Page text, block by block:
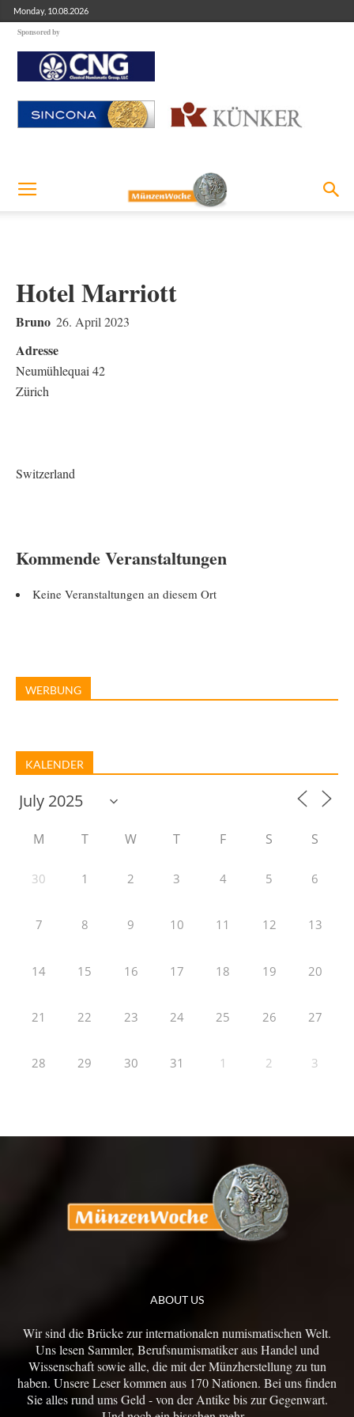
Monday, 10.08.2026
Sponsored by
Hotel Marriott
Bruno 26. April 2023
Adresse
Neumühlequai 42
Zürich
Switzerland
Kommende Veranstaltungen
Keine Veranstaltungen an diesem Ort
WERBUNG
KALENDER
M T W T F S S
30 1 2 3 4 5 6
7 8 9 10 11 12 13
14 15 16 17 18 19 20
21 22 23 24 25 26 27
28 29 30 31 1 2 3
ABOUT US
Wir sind die Brücke zur internationalen numismatischen Welt.
Uns lesen Sammler, Berufsnumismatiker aus Handel und
Wissenschaft sowie alle, die mit der Münzherstellung zu tun
haben. Unsere Leser kommen aus 170 Nationen. Bei uns finden
Sie alles rund ums Geld - von der Antike bis zur Gegenwart.